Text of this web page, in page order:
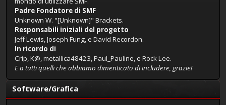
Padre Fondatore di SMF
Unknown W. "[Unknown]" Brackets.
Responsabili iniziali del progetto
Jeff Lewis, Joseph Fung, e David Recordon.
In ricordo di
Crip, K@, metallica48423, Paul_Pauline, e Rock Lee.
E a tutti quelli che abbiamo dimenticato di includere, grazie!
Software/Grafica